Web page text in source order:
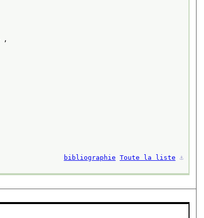
,
bibliographie Toute la liste ⚓︎